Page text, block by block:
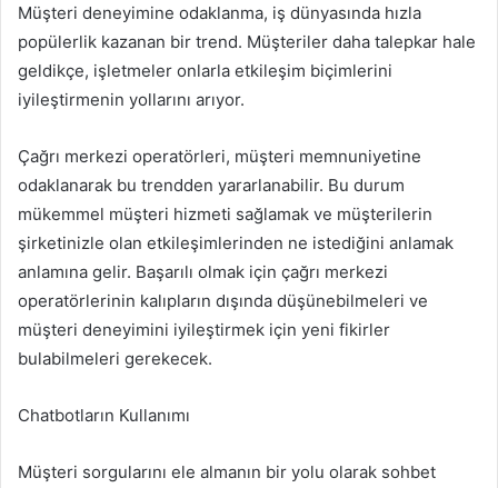
Müşteri deneyimine odaklanma, iş dünyasında hızla
popülerlik kazanan bir trend. Müşteriler daha talepkar hale
geldikçe, işletmeler onlarla etkileşim biçimlerini
iyileştirmenin yollarını arıyor.
Çağrı merkezi operatörleri, müşteri memnuniyetine
odaklanarak bu trendden yararlanabilir. Bu durum
mükemmel müşteri hizmeti sağlamak ve müşterilerin
şirketinizle olan etkileşimlerinden ne istediğini anlamak
anlamına gelir. Başarılı olmak için çağrı merkezi
operatörlerinin kalıpların dışında düşünebilmeleri ve
müşteri deneyimini iyileştirmek için yeni fikirler
bulabilmeleri gerekecek.
Chatbotların Kullanımı
Müşteri sorgularını ele almanın bir yolu olarak sohbet